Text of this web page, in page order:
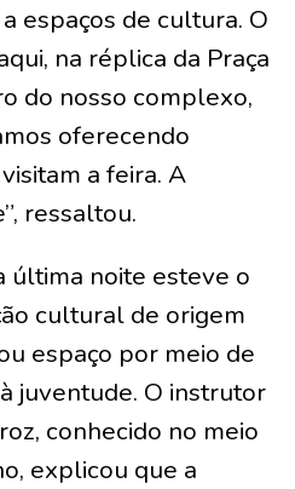
espaços de cultura. O
na réplica da Praça
do nosso complexo,
oferecendo
a feira. A
ressaltou.
última noite esteve o
cultural de origem
espaço por meio de
juventude. O instrutor
conhecido no meio
explicou que a